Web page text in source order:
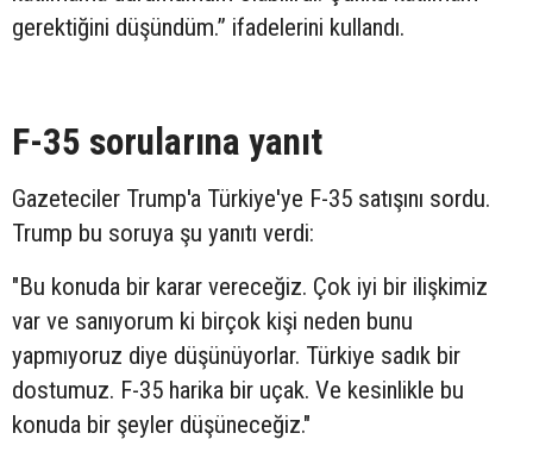
gerektiğini düşündüm.” ifadelerini kullandı.
F-35 sorularına yanıt
Gazeteciler Trump'a Türkiye'ye F-35 satışını sordu.
Trump bu soruya şu yanıtı verdi:
"Bu konuda bir karar vereceğiz. Çok iyi bir ilişkimiz
var ve sanıyorum ki birçok kişi neden bunu
yapmıyoruz diye düşünüyorlar. Türkiye sadık bir
dostumuz. F-35 harika bir uçak. Ve kesinlikle bu
konuda bir şeyler düşüneceğiz."